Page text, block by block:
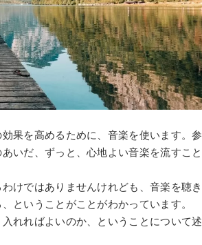
果を高めるために、音楽を使います。参
いだ、ずっと、心地よい音楽を流すこと
けではありませんけれども、音楽を聴き
ということがことがわかっています。
れればよいのか、ということについて述